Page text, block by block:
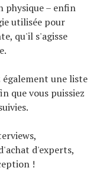
physique – enfin
utilisée pour
qu'il s'agisse
également une liste
que vous puissiez
d'experts,
!